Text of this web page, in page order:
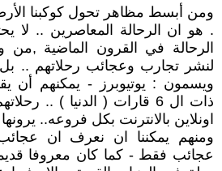
ومن أبسط مظاهر تحول كوكبنا
. هو ان الرحالة المعاصرين .. لا
الرحالة في القرون الماضية
لنشر تجارب وعجائب رحلاتهم .. بل
ويسمون : يوتيوبرز - يمكنهم أن
ذات ال 6 قارات ( الدنيا ) ..
اونلاين بالانترنت بكل فروعه..
ومنهم يمكننا ان نعرف ان
عجائب فقط - كما كان معروفا